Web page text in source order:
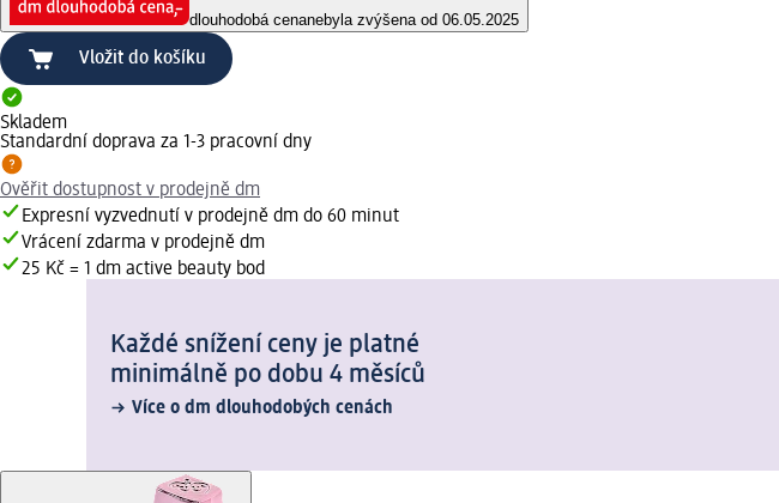
dlouhodobá cenanebyla zvýšena od 06.05.2025
Vložit do košíku
Skladem
Standardní doprava za 1-3 pracovní dny
Ověřit dostupnost v prodejně dm
Expresní vyzvednutí v prodejně dm do 60 minut
Vrácení zdarma v prodejně dm
25 Kč = 1 dm active beauty bod
Každé snížení ceny je platné
minimálně po dobu 4 měsíců
Více o dm dlouhodobých cenách